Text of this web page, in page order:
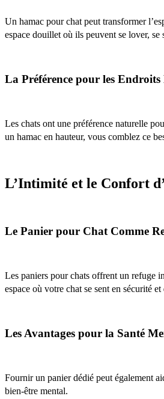
Un hamac pour chat peut transformer
espace douillet où ils peuvent se lover,
La Préférence pour les Endroits
Les chats ont une préférence naturelle
un hamac en hauteur, vous comblez ce
L’Intimité et le Confort
Le Panier pour Chat Comme
Les paniers pour chats offrent un refuge
espace où votre chat se sent en sécurité
Les Avantages pour la Santé
Fournir un panier dédié peut également
bien-être mental.